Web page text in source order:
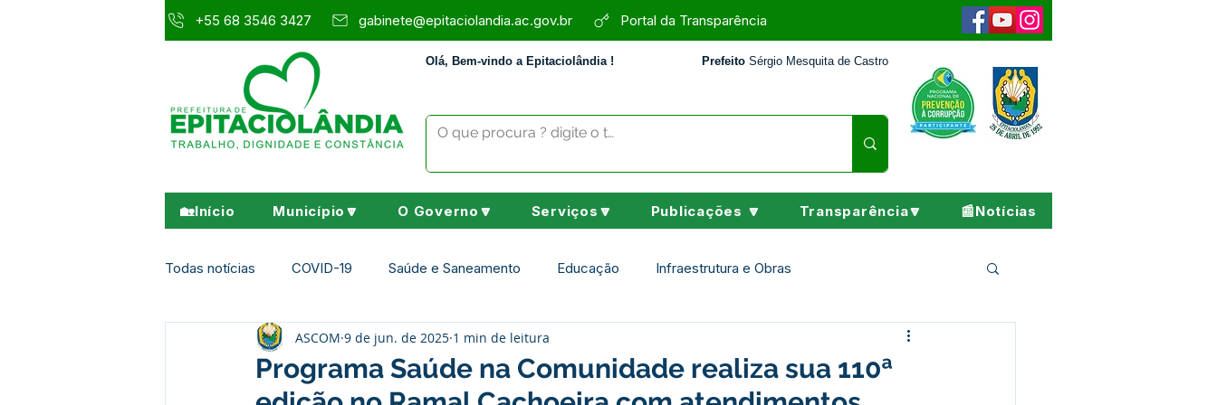
+55 68 3546 3427 gabinete@epitaciolandia.ac.gov.br Portal da Transparência
Olá, Bem-vindo a Epitaciolândia ! Prefeito Sérgio Mesquita de Castro
🏡Início Município🔽 O Governo🔽 Serviços🔽 Publicações 🔽 Transparência🔽 📰Notícias
Todas notícias COVID-19 Saúde e Saneamento Educação Infraestrutura e Obras
Agricultura e Meio Ambiente Assistência Social
Programa Saúde na Comunidade realiza sua 110ª
ASCOM 9 de jun. de 2025 1 min de leitura